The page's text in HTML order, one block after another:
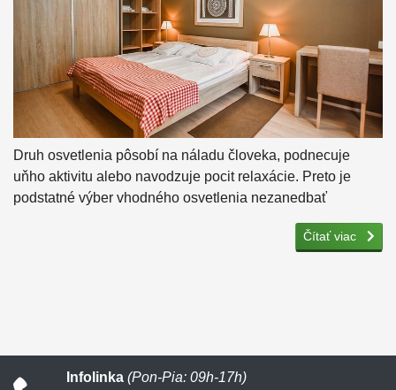
Druh osvetlenia pôsobí na náladu človeka, podnecuje
uňho aktivitu alebo navodzuje pocit relaxácie. Preto je
podstatné výber vhodného osvetlenia nezanedbať
Čítať viac
Infolinka (Pon-Pia: 09h-17h)